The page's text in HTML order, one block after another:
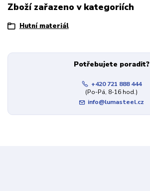
Zboží zařazeno v kategoriích
Hutní materiál
Potřebujete poradit?
+420 721 888 444
(Po-Pá, 8-16 hod.)
info@lumasteel.cz